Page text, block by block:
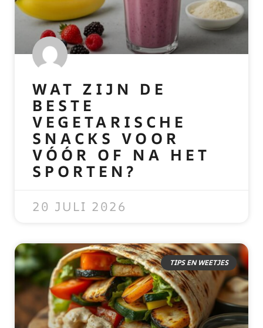
WAT ZIJN DE
BESTE
VEGETARISCHE
SNACKS VOOR
VÓÓR OF NA HET
SPORTEN?
20 JULI 2026
TIPS EN WEETJES